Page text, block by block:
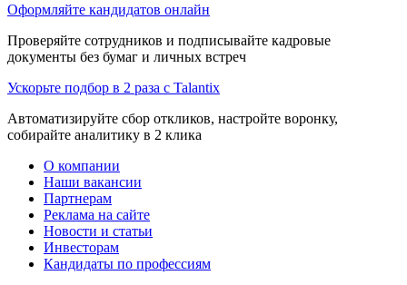
Оформляйте кандидатов онлайн
Проверяйте сотрудников и подписывайте кадровые
документы без бумаг и личных встреч
Ускорьте подбор в 2 раза с Talantix
Автоматизируйте сбор откликов, настройте воронку,
собирайте аналитику в 2 клика
О компании
Наши вакансии
Партнерам
Реклама на сайте
Новости и статьи
Инвесторам
Кандидаты по профессиям